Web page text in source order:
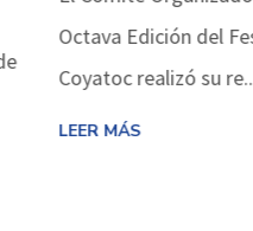
Octava Edición del Festival
Coyatoc realizó su re...
LEER MÁS